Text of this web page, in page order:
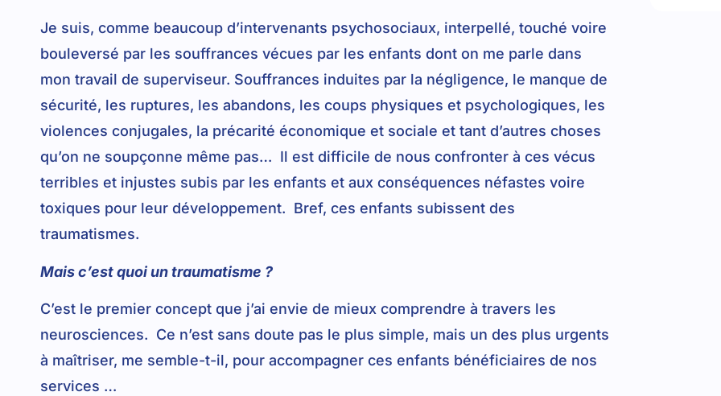
Je suis, comme beaucoup d’intervenants psychosociaux, interpellé, touché voire
bouleversé par les souffrances vécues par les enfants dont on me parle dans
mon travail de superviseur. Souffrances induites par la négligence, le manque de
sécurité, les ruptures, les abandons, les coups physiques et psychologiques, les
violences conjugales, la précarité économique et sociale et tant d’autres choses
qu’on ne soupçonne même pas… Il est difficile de nous confronter à ces vécus
terribles et injustes subis par les enfants et aux conséquences néfastes voire
toxiques pour leur développement. Bref, ces enfants subissent des
traumatismes.
Mais c’est quoi un traumatisme ?
C’est le premier concept que j’ai envie de mieux comprendre à travers les
neurosciences. Ce n’est sans doute pas le plus simple, mais un des plus urgents
à maîtriser, me semble-t-il, pour accompagner ces enfants bénéficiaires de nos
services …